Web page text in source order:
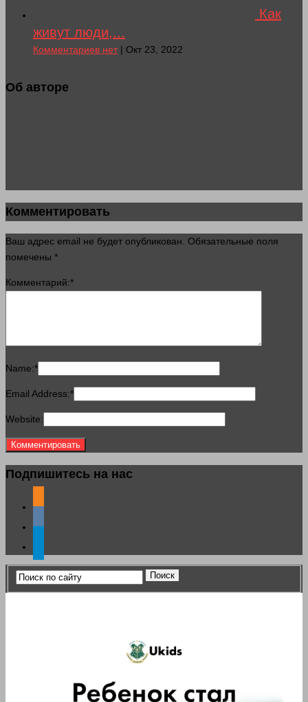
Как
живут люди,...
Комментариев нет| Окт 23, 2022
Об авторе
Комментировать
Ваш адрес email не будет опубликован. Обязательные поля
помечены *
Комментарий:*
Name:*
Email Address:*
Website:
Подпишитесь на нас